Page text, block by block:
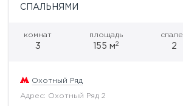
СПАЛЬНЯМИ
комнат
3
площадь
155 м2 2
Охотный Ряд
Адрес: Охотный Ряд 2